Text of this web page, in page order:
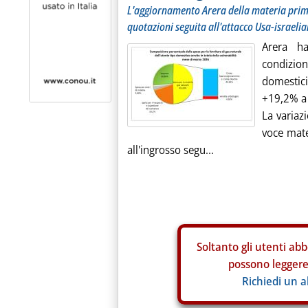
L'aggiornamento Arera della materia
quotazioni seguita all'attacco Usa-
Arera
+19,2%
La
voce
all'ingrosso segu...
Soltanto gli utenti
possono
Richiedi un